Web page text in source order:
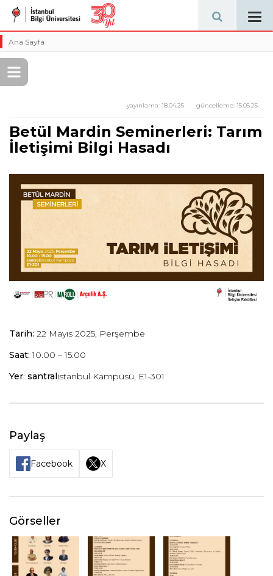
Ana Sayfa
güncelleme: 15.05.25
yayınlama: 18.04.25
Betül Mardin Seminerleri: Tarım
İletişimi Bilgi Hasadı
Tarih: 22 Mayıs 2025, Perşembe
Saat: 10.00 – 15.00
Yer: santralistanbul Kampüsü, E1-301
Paylaş
Facebook X
Görseller